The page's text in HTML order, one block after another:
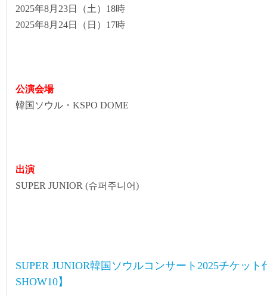
2025年8月23日（土）18時
2025年8月24日（日）17時
公演会場
韓国ソウル・KSPO DOME
出演
SUPER JUNIOR (슈퍼주니어)
SUPER JUNIOR韓国ソウルコンサート2025チケット
SHOW10】